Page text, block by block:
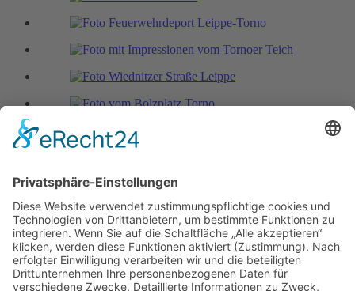
Sprechzeiten Stadtverwaltung
Mo 09.00 - 12.00 Uhr
Di
13.00 - 16.00 Uhr
Mi geschlossen
Do 09.00 - 12.00 und 13.00 - 18.00 Uhr